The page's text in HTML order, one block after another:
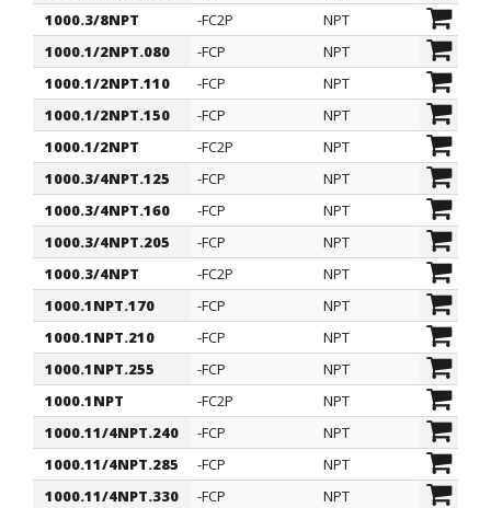
1000.3/8NPT
-FC2P NPT
1000.1/2NPT.080
-FCP NPT
1000.1/2NPT.110
-FCP NPT
1000.1/2NPT.150
-FCP NPT
1000.1/2NPT
-FC2P NPT
1000.3/4NPT.125
-FCP NPT
1000.3/4NPT.160
-FCP NPT
1000.3/4NPT.205
-FCP NPT
1000.3/4NPT
-FC2P NPT
1000.1NPT.170
-FCP NPT
1000.1NPT.210
-FCP NPT
1000.1NPT.255
-FCP NPT
1000.1NPT
-FC2P NPT
1000.11/4NPT.240
-FCP NPT
1000.11/4NPT.285
-FCP NPT
1000.11/4NPT.330
-FCP NPT